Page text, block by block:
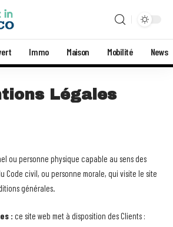
Immo Maison Mobilité News
Légales
ou personne physique capable au sens des
Code civil, ou personne morale, qui visite le site
générales.
: ce site web met à disposition des Clients :